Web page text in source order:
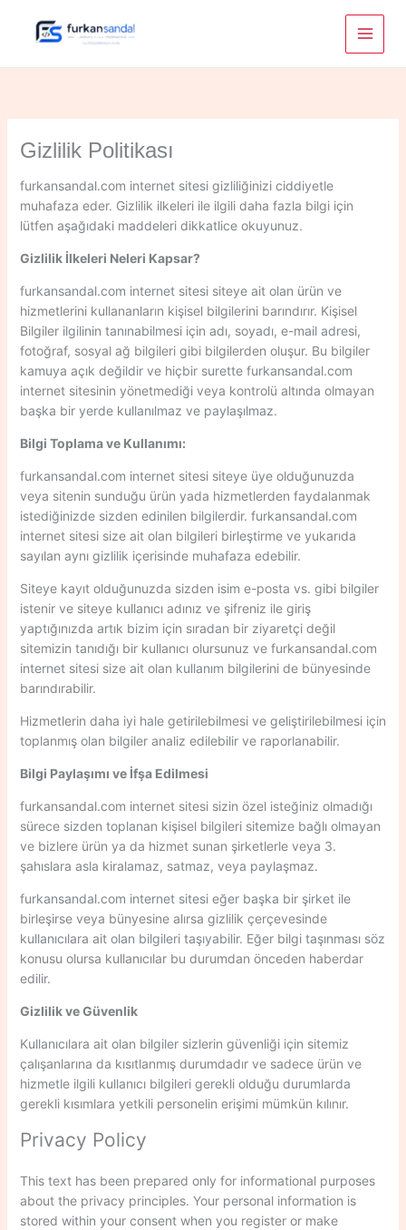
Gizlilik Politikası
furkansandal.com internet sitesi gizliliğinizi ciddiyetle
muhafaza eder. Gizlilik ilkeleri ile ilgili daha fazla bilgi için
lütfen aşağıdaki maddeleri dikkatlice okuyunuz.
Gizlilik İlkeleri Neleri Kapsar?
furkansandal.com internet sitesi siteye ait olan ürün ve
hizmetlerini kullananların kişisel bilgilerini barındırır. Kişisel
Bilgiler ilgilinin tanınabilmesi için adı, soyadı, e-mail adresi,
fotoğraf, sosyal ağ bilgileri gibi bilgilerden oluşur. Bu bilgiler
kamuya açık değildir ve hiçbir surette furkansandal.com
internet sitesinin yönetmediği veya kontrolü altında olmayan
başka bir yerde kullanılmaz ve paylaşılmaz.
Bilgi Toplama ve Kullanımı:
furkansandal.com internet sitesi siteye üye olduğunuzda
veya sitenin sunduğu ürün yada hizmetlerden faydalanmak
istediğinizde sizden edinilen bilgilerdir. furkansandal.com
internet sitesi size ait olan bilgileri birleştirme ve yukarıda
sayılan aynı gizlilik içerisinde muhafaza edebilir.
Siteye kayıt olduğunuzda sizden isim e-posta vs. gibi bilgiler
istenir ve siteye kullanıcı adınız ve şifreniz ile giriş
yaptığınızda artık bizim için sıradan bir ziyaretçi değil
sitemizin tanıdığı bir kullanıcı olursunuz ve furkansandal.com
internet sitesi size ait olan kullanım bilgilerini de bünyesinde
barındırabilir.
Hizmetlerin daha iyi hale getirilebilmesi ve geliştirilebilmesi için
toplanmış olan bilgiler analiz edilebilir ve raporlanabilir.
Bilgi Paylaşımı ve İfşa Edilmesi
furkansandal.com internet sitesi sizin özel isteğiniz olmadığı
sürece sizden toplanan kişisel bilgileri sitemize bağlı olmayan
ve bizlere ürün ya da hizmet sunan şirketlerle veya 3.
şahıslara asla kiralamaz, satmaz, veya paylaşmaz.
furkansandal.com internet sitesi eğer başka bir şirket ile
birleşirse veya bünyesine alırsa gizlilik çerçevesinde
kullanıcılara ait olan bilgileri taşıyabilir. Eğer bilgi taşınması söz
konusu olursa kullanıcılar bu durumdan önceden haberdar
edilir.
Gizlilik ve Güvenlik
Kullanıcılara ait olan bilgiler sizlerin güvenliği için sitemiz
çalışanlarına da kısıtlanmış durumdadır ve sadece ürün ve
hizmetle ilgili kullanıcı bilgileri gerekli olduğu durumlarda
gerekli kısımlara yetkili personelin erişimi mümkün kılınır.
Privacy Policy
This text has been prepared only for informational purposes
about the privacy principles. Your personal information is
stored within your consent when you register or make